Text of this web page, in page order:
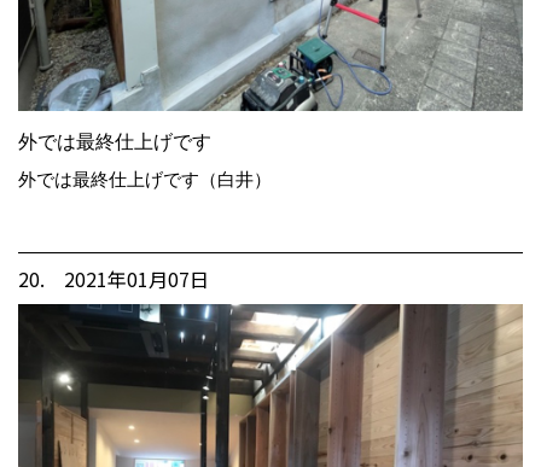
外では最終仕上げです
外では最終仕上げです（白井）
20. 2021年01月07日